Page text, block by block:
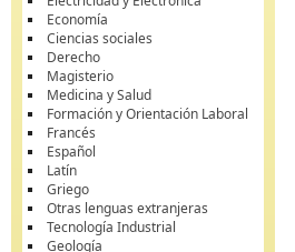
Economía
Ciencias sociales
Derecho
Magisterio
Medicina y Salud
Formación y Orientación Laboral
Francés
Español
Latín
Griego
Otras lenguas extranjeras
Tecnología Industrial
Geología